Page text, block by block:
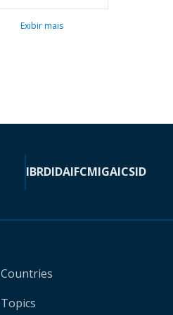
Exibir mais
IBRDIDAIFCMIGAICSID
Countries
Topics